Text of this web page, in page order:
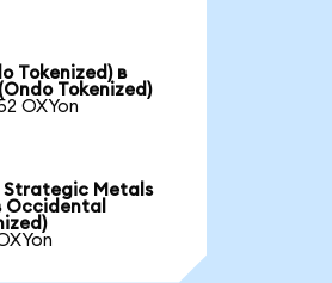
Tokenized) в
Tokenized)
OXYon
Strategic Metals
Occidental